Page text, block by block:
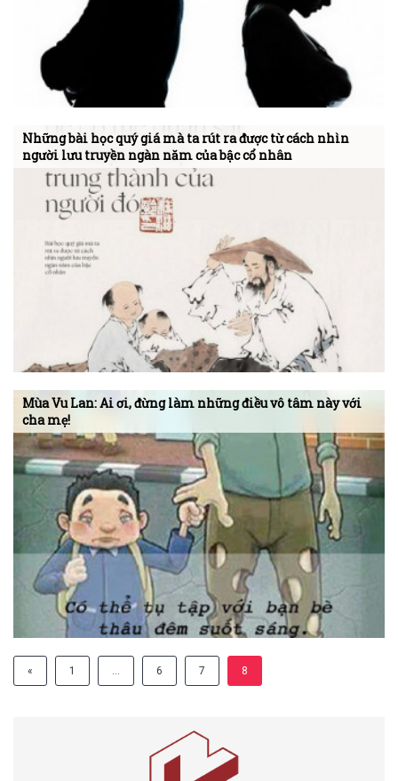
Những bài học quý giá mà ta rút ra được từ cách nhìn
người lưu truyền ngàn năm của bậc cổ nhân
Mùa Vu Lan: Ai ơi, đừng làm những điều vô tâm này với
cha mẹ!
« 1 … 6 7 8